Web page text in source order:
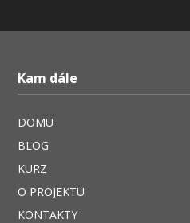
Kam dále
DOMU
BLOG
KURZ
O PROJEKTU
KONTAKTY